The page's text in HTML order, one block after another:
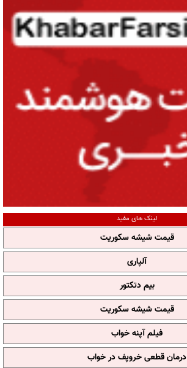
لینک های مفید
قیمت شیشه سکوریت
آلپاری
بیم دتکتور
قیمت شیشه سکوریت
فیلم آپنه خواب
درمان قطعی خروپف در خواب